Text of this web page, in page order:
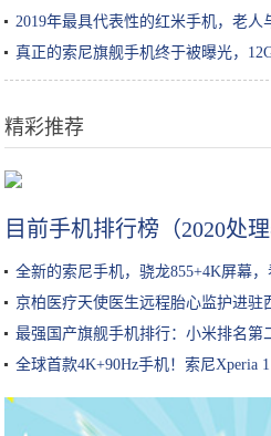
2019年最具代表性的红米手机，老人
真正的索尼旗舰手机终于被曝光，
精彩推荐
目前手机排行榜（2020处
全新的索尼手机，骁龙855+4K屏幕
京柏医疗天使医生远程胎心监护进驻
最强国产旗舰手机排行：小米排名第
全球首款4K+90Hz手机！索尼Xperia